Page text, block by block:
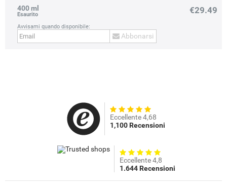
prev next
400 ml
Esaurito
Avvisami quando disponibile:
Abbonarsi
€29.49
Eccellente 4,68
1,100 Recensioni
Eccellente 4,8
1.644 Recensioni